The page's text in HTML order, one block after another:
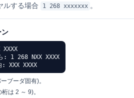
ルする場合
1 268 xxxxxxx 。
: 1 268 NXX XXXX
: XXX XXXX
ブーダ固有)。
は 2 ～ 9)。